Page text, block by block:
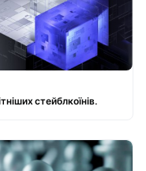
стейблкоїнів.